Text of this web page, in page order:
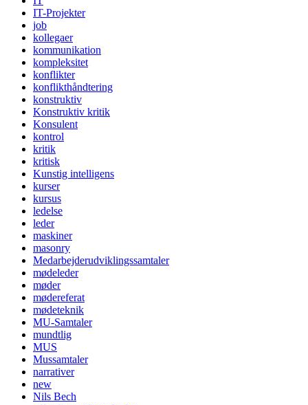
IT-Projekter
job
kollegaer
kommunikation
kompleksitet
konflikter
konflikthåndtering
konstruktiv
Konstruktiv kritik
Konsulent
kontrol
kritik
kritisk
Kunstig intelligens
kurser
kursus
ledelse
leder
maskiner
masonry
Medarbejderudviklingssamtaler
mødeleder
møder
mødereferat
mødeteknik
MU-Samtaler
mundtlig
MUS
Mussamtaler
narrativer
new
Nils Bech